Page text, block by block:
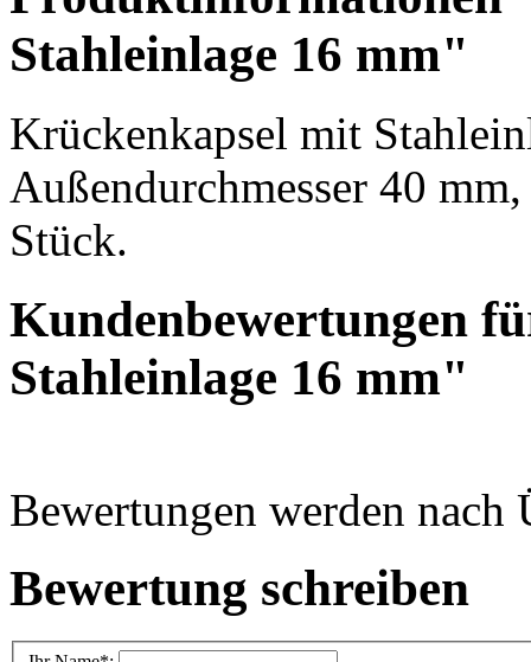
Stahleinlage 16 mm"
Krückenkapsel mit
Außendurchmesser 40
Stück.
Kundenbewertungen
Stahleinlage 16 mm"
Bewertungen werden
Bewertung schreiben